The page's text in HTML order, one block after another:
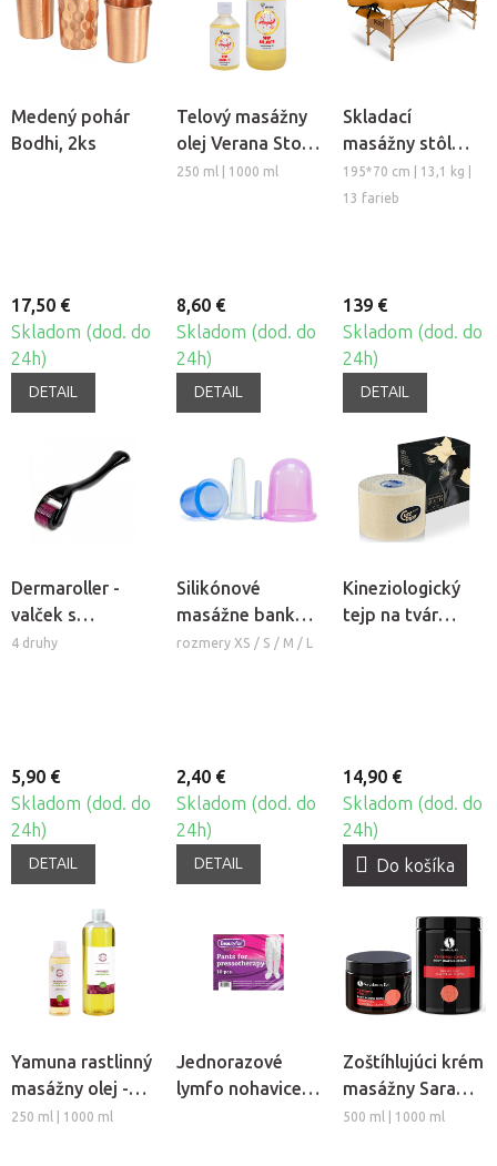
Medený pohár
Bodhi, 2ks
17,50 €
Skladom (dod. do
24h)
DETAIL
Telový masážny
olej Verana Stop
Celulitíde
250 ml | 1000 ml
8,60 €
Skladom (dod. do
24h)
DETAIL
Skladací
masážny stôl
TANDEM Basic-2
195*70 cm | 13,1 kg |
13 farieb
139 €
Skladom (dod. do
24h)
DETAIL
Dermaroller -
valček s
mikroihlami
4 druhy
5,90 €
Skladom (dod. do
24h)
DETAIL
Silikónové
masážne banky
Fabulo Bell
rozmery XS / S / M / L
2,40 €
Skladom (dod. do
24h)
DETAIL
Kineziologický
tejp na tvár
14,90 €
Skladom (dod. do
24h)
Do košíka
Yamuna rastlinný
masážny olej -
Hrozno
250 ml | 1000 ml
Jednorazové
lymfo nohavice z
Zoštíhlujúci krém
masážny Sara
Beauty Spa -
500 ml | 1000 ml